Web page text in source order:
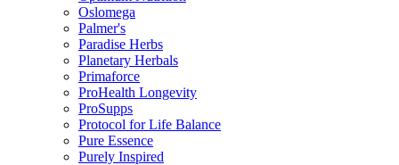
Oslomega
Palmer's
Paradise Herbs
Planetary Herbals
Primaforce
ProHealth Longevity
ProSupps
Protocol for Life Balance
Pure Essence
Purely Inspired